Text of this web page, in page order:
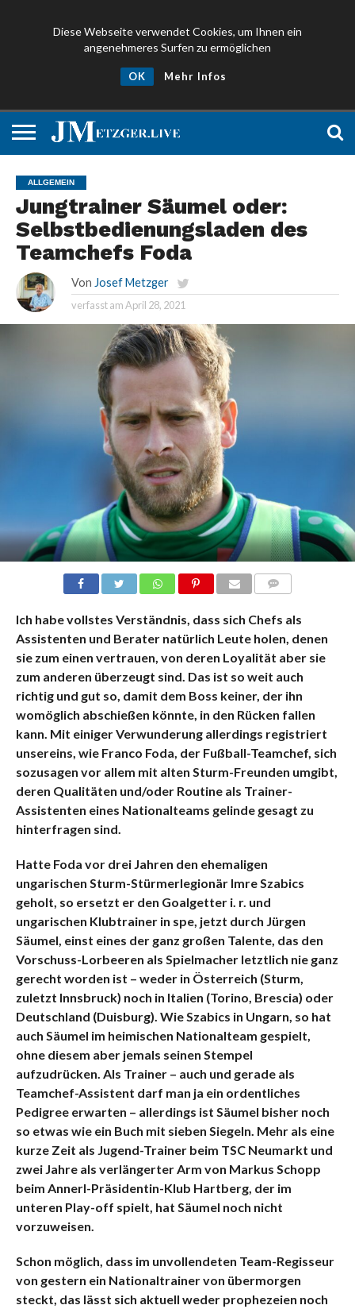
Diese Webseite verwendet Cookies, um Ihnen ein
angenehmeres Surfen zu ermöglichen
OK Mehr Infos
ALLGEMEIN
Jungtrainer Säumel oder:
Selbstbedienungsladen des
Teamchefs Foda
Von Josef Metzger
verfasst amApril 28, 2021
Ich habe vollstes Verständnis, dass sich Chefs als
Assistenten und Berater natürlich Leute holen, denen
sie zum einen vertrauen, von deren Loyalität aber sie
zum anderen überzeugt sind. Das ist so weit auch
richtig und gut so, damit dem Boss keiner, der ihn
womöglich abschießen könnte, in den Rücken fallen
kann. Mit einiger Verwunderung allerdings registriert
unsereins, wie Franco Foda, der Fußball-Teamchef, sich
sozusagen vor allem mit alten Sturm-Freunden umgibt,
deren Qualitäten und/oder Routine als Trainer-
Assistenten eines Nationalteams gelinde gesagt zu
hinterfragen sind.
Hatte Foda vor drei Jahren den ehemaligen
ungarischen Sturm-Stürmerlegionär Imre Szabics
geholt, so ersetzt er den Goalgetter i. r. und
ungarischen Klubtrainer in spe, jetzt durch Jürgen
Säumel, einst eines der ganz großen Talente, das den
Vorschuss-Lorbeeren als Spielmacher letztlich nie ganz
gerecht worden ist – weder in Österreich (Sturm,
zuletzt Innsbruck) noch in Italien (Torino, Brescia) oder
Deutschland (Duisburg). Wie Szabics in Ungarn, so hat
auch Säumel im heimischen Nationalteam gespielt,
ohne diesem aber jemals seinen Stempel
aufzudrücken. Als Trainer – auch und gerade als
Teamchef-Assistent darf man ja ein ordentliches
Pedigree erwarten – allerdings ist Säumel bisher noch
so etwas wie ein Buch mit sieben Siegeln. Mehr als eine
kurze Zeit als Jugend-Trainer beim TSC Neumarkt und
zwei Jahre als verlängerter Arm von Markus Schopp
beim Annerl-Präsidentin-Klub Hartberg, der im
unteren Play-off spielt, hat Säumel noch nicht
vorzuweisen.
Schon möglich, dass im unvollendeten Team-Regisseur
von gestern ein Nationaltrainer von übermorgen
steckt, das lässt sich aktuell weder prophezeien noch